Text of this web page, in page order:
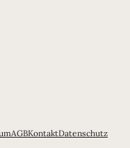
AGBKontaktDatenschutz